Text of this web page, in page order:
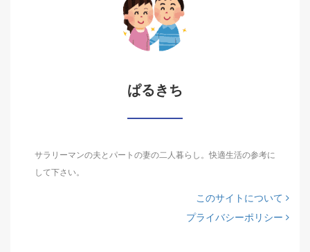
ぱるきち
サラリーマンの夫とパートの妻の二人暮らし。快適生活の参考に
して下さい。
このサイトについて
プライバシーポリシー